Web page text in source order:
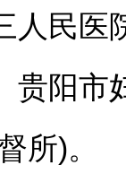
人民医
贵阳市
所)。